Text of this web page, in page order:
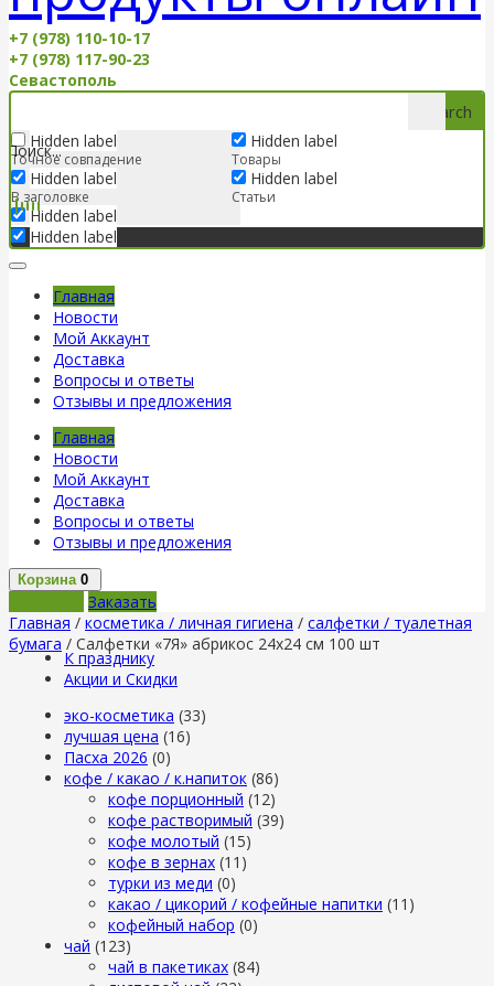
+7 (978) 110-10-17
+7 (978) 117-90-23
Севастополь
Search
Hidden label
Точное совпадение
Hidden label
В заголовке
Hidden label
Hidden label
Hidden label
Товары
Hidden label
Статьи
Главная
Новости
Мой Аккаунт
Доставка
Вопросы и ответы
Отзывы и предложения
Главная
Новости
Мой Аккаунт
Доставка
Вопросы и ответы
Отзывы и предложения
Корзина 0
Заказать
Главная / косметика / личная гигиена / салфетки / туалетная
бумага / Салфетки «7Я» абрикос 24х24 см 100 шт
К празднику
Акции и Скидки
эко-косметика (33)
лучшая цена (16)
Пасха 2026 (0)
кофе / какао / к.напиток (86)
кофе порционный (12)
кофе растворимый (39)
кофе молотый (15)
кофе в зернах (11)
турки из меди (0)
какао / цикорий / кофейные напитки (11)
кофейный набор (0)
чай (123)
чай в пакетиках (84)